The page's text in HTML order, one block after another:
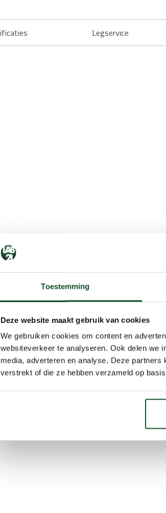
Toestemming
Deze website maakt gebruik van cookies
We gebruiken cookies om content en
websiteverkeer te analyseren. Ook delen we
media, adverteren en analyse. Deze
verstrekt of die ze hebben verzameld op
Legservice